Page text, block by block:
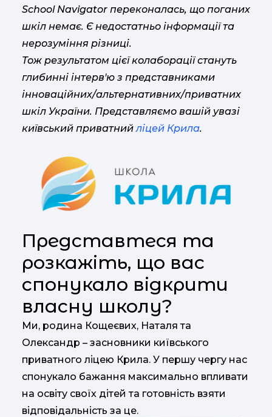
School Navigator переконалась, що поганих
шкіл немає. Є недостатньо інформації та
нерозуміння різниці.
Тож результатом цієї колаборації стануть
глибинні інтерв'ю з представниками
інноваційних/альтернативних/приватних
шкіл України. Представляємо вашій увазі
київський приватнийліцей Крила.
Представтеся та
розкажіть, що вас
спонукало відкрити
власну школу?
Ми, родина Кощеєвих, Наталя та
Олександр – засновники київського
приватного ліцею Крила. У першу чергу нас
спонукало бажання максимально впливати
на освіту своїх дітей та готовність взяти
відповідальність за це.